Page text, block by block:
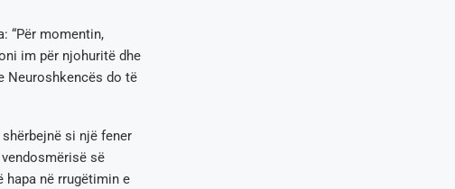
“Për momentin,
im për njohuritë dhe
Neuroshkencës do të
si një fener
së
hapa në rrugëtimin e